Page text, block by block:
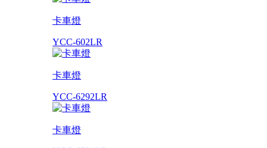
卡車燈
YCC-602LR
卡車燈
YCC-6292LR
卡車燈